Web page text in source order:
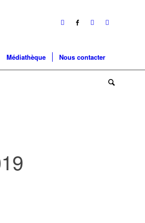
Médiathèque Nous contacter